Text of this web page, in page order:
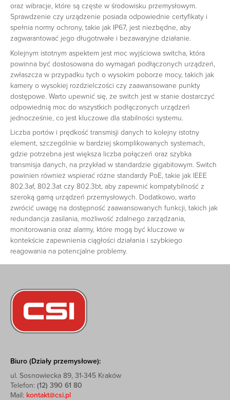
oraz wibracje, które są częste w środowisku przemysłowym.
Sprawdzenie czy urządzenie posiada odpowiednie certyfikaty i
spełnia normy ochrony, takie jak IP67, jest niezbędne, aby
zagwarantować jego długotrwałe i bezawaryjne działanie.
Kolejnym istotnym aspektem jest moc wyjściowa switcha, która
powinna być dostosowana do wymagań podłączonych urządzeń,
zwłaszcza w przypadku tych o wysokim poborze mocy, takich jak
kamery o wysokiej rozdzielczości czy zaawansowane punkty
dostępowe. Warto upewnić się, że switch jest w stanie dostarczyć
odpowiednią moc do wszystkich podłączonych urządzeń
jednocześnie, co jest kluczowe dla stabilności systemu.
Liczba portów i prędkość transmisji danych to kolejny istotny
element, szczególnie w bardziej skomplikowanych systemach,
gdzie potrzebna jest większa liczba połączeń oraz szybka
transmisja danych, na przykład w standardzie gigabitowym. Switch
powinien również wspierać różne standardy PoE, takie jak IEEE
802.3af, 802.3at czy 802.3bt, aby zapewnić kompatybilność z
szeroką gamą urządzeń przemysłowych. Dodatkowo, warto
zwrócić uwagę na dostępność zaawansowanych funkcji, takich jak
redundancja zasilania, możliwość zdalnego zarządzania,
monitorowania oraz alarmy, które mogą być kluczowe w
kontekście zapewnienia ciągłości działania i szybkiego
reagowania na potencjalne problemy.
Biuro (Działy przemysłowe):
ul. Sosnowiecka 89, 31-345 Kraków
Telefon: (12) 390 61 80
Mail: kontakt@csi.pl